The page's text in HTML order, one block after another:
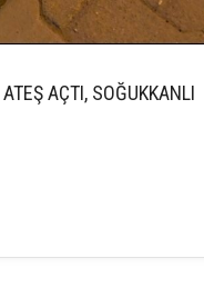
AÇTI, SOĞUKKANLI